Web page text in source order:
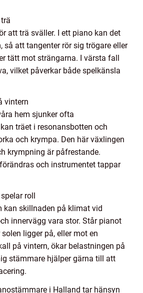
att trä sväller. I ett piano kan det
så att tangenter rör sig trögare eller
tätt mot strängarna. I värsta fall
vilket påverkar både spelkänsla
vintern
hem sjunker ofta
träet i resonansbotten och
och krympa. Den här växlingen
krympning är påfrestande.
och instrumentet tappar
roll
kan skillnaden på klimat vid
innervägg vara stor. Står pianot
ligger på, eller mot en
på vintern, ökar belastningen på
stämmare hjälper gärna till att
i Halland tar hänsyn